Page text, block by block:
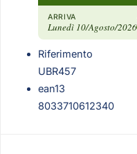
ARRIVA
Lunedì 10/Agosto/2026
Riferimento
UBR457
ean13
8033710612340